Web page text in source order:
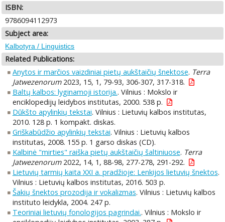
ISBN:
9786094112973
Subject area:
Kalbotyra / Linguistics
Related Publications:
Anytos ir marčios vaizdiniai pietų aukštaičių šnektose. Terra
Jatwezenorum2023, 15, 1, 79-93, 306-307, 317-318.
Baltų kalbos: lyginamoji istorija.. Vilnius : Mokslo ir
enciklopedijų leidybos institutas, 2000. 538 p.
Dūkšto apylinkių tekstai. Vilnius : Lietuvių kalbos institutas,
2010. 128 p. 1 kompakt. diskas.
Griškabūdžio apylinkių tekstai. Vilnius : Lietuvių kalbos
institutas, 2008. 155 p. 1 garso diskas (CD).
Kalbinė "mirties" raiška pietų aukštaičių šaltiniuose. Terra
Jatwezenorum2022, 14, 1, 88-98, 277-278, 291-292.
Lietuvių tarmių kaita XXI a. pradžioje: Lenkijos lietuvių šnektos.
Vilnius : Lietuvių kalbos institutas, 2016. 503 p.
Šakių šnektos prozodija ir vokalizmas. Vilnius : Lietuvių kalbos
instituto leidykla, 2004. 247 p.
Teoriniai lietuvių fonologijos pagrindai.. Vilnius : Mokslo ir